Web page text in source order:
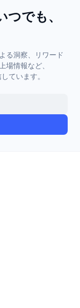
でも、
る洞察、リワード
場情報など、
ています。